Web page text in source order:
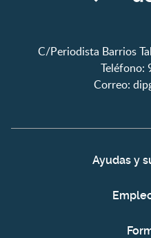
C/Periodista Barrios
Teléfono:
Correo:
Ayudas y